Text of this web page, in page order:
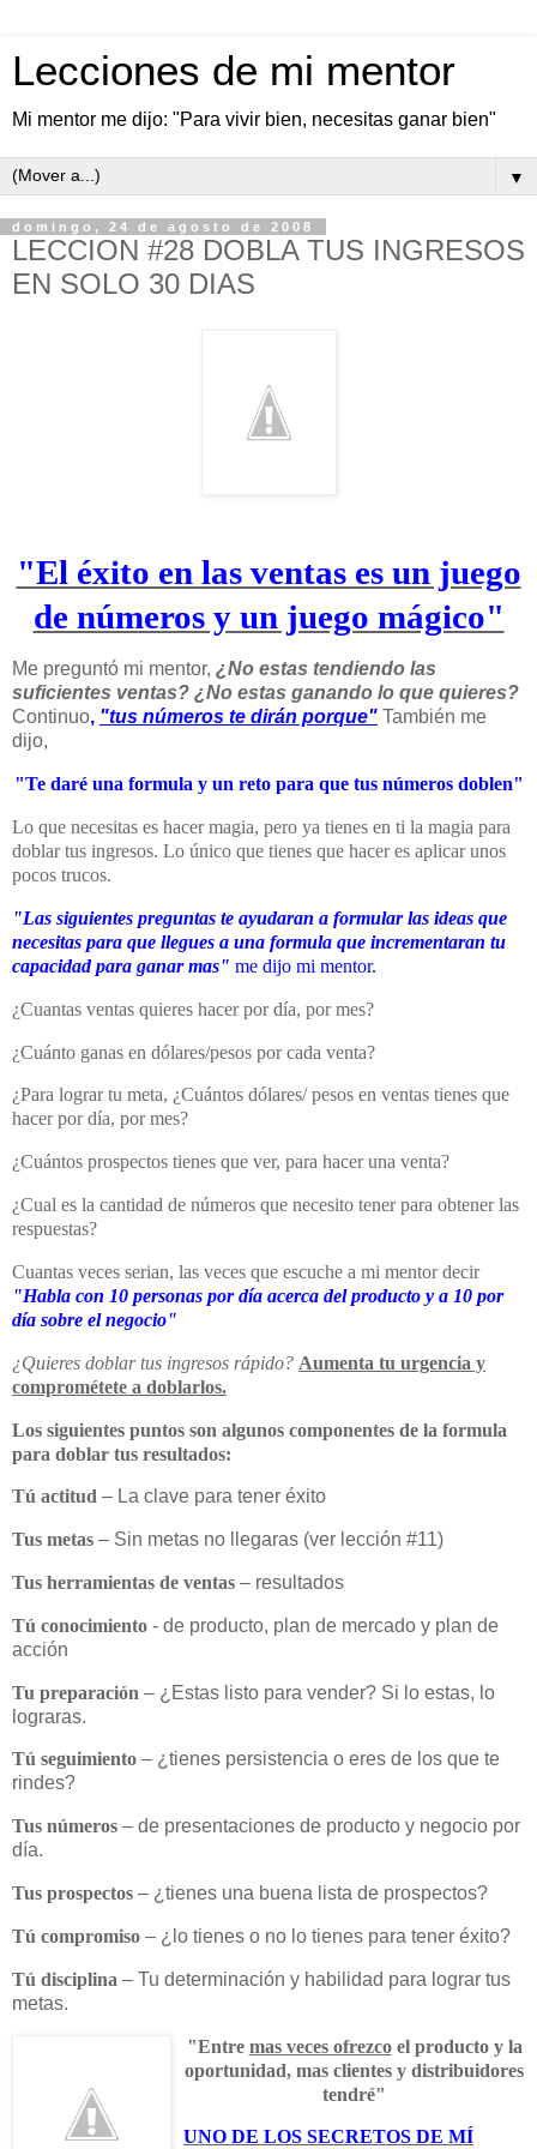
Lecciones de mi mentor
Mi mentor me dijo: "Para vivir bien, necesitas ganar bien"
▼
domingo, 24 de agosto de 2008
LECCION #28 DOBLA TUS INGRESOS
EN SOLO 30 DIAS
"El éxito en las ventas es un juego
de números y un juego mágico"
Me preguntó mi mentor, ¿No estas tendiendo las
suficientes ventas? ¿No estas ganando lo que quieres?
Continuo, "tus números te dirán porque" También me
dijo,
"Te daré una formula y un reto para que tus números doblen"
Lo que necesitas es hacer magia, pero ya tienes en ti la magia para
doblar tus ingresos. Lo único que tienes que hacer es aplicar unos
pocos trucos.
"Las siguientes preguntas te ayudaran a formular las ideas que
necesitas para que llegues a una formula que incrementaran tu
capacidad para ganar mas" me dijo mi mentor.
¿Cuantas ventas quieres hacer por día, por mes?
¿Cuánto ganas en dólares/pesos por cada venta?
¿Para lograr tu meta, ¿Cuántos dólares/ pesos en ventas tienes que
hacer por día, por mes?
¿Cuántos prospectos tienes que ver, para hacer una venta?
¿Cual es la cantidad de números que necesito tener para obtener las
respuestas?
Cuantas veces serian, las veces que escuche a mi mentor decir
"Habla con 10 personas por día acerca del producto y a 10 por
día sobre el negocio"
¿Quieres doblar tus ingresos rápido? Aumenta tu urgencia y
comprométete a doblarlos.
Los siguientes puntos son algunos componentes de la formula
para doblar tus resultados:
Tú actitud – La clave para tener éxito
Tus metas – Sin metas no llegaras (ver lección #11)
Tus herramientas de ventas – resultados
Tú conocimiento - de producto, plan de mercado y plan de
acción
Tu preparación – ¿Estas listo para vender? Si lo estas, lo
lograras.
Tú seguimiento – ¿tienes persistencia o eres de los que te
rindes?
Tus números – de presentaciones de producto y negocio por
día.
Tus prospectos – ¿tienes una buena lista de prospectos?
Tú compromiso – ¿lo tienes o no lo tienes para tener éxito?
Tú disciplina – Tu determinación y habilidad para lograr tus
metas.
"Entre mas veces ofrezcoel producto y la
oportunidad, mas clientes y distribuidores
tendré"
UNO DE LOS SECRETOS DE MÍ